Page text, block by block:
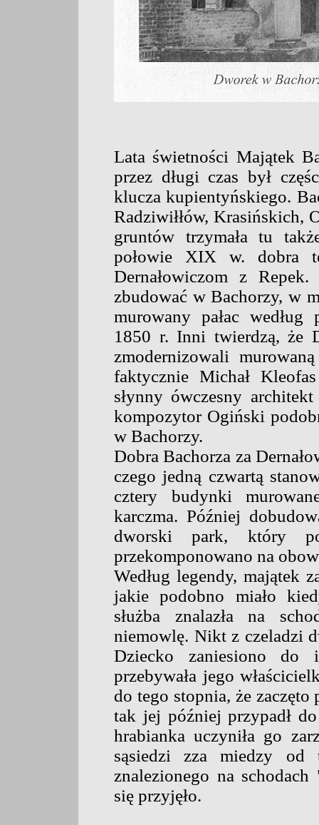
Lata świetności Majątek
przez długi czas był
klucza kupientyńskiego.
Radziwiłłów, Krasińskich,
gruntów trzymała tu
połowie XIX w. dobra
Dernałowiczom z
zbudować w Bachorzy, w
murowany pałac według
1850 r. Inni twierdzą, że
zmodernizowali
faktycznie Michał
słynny ówczesny
kompozytor Ogiński
w Bachorzy.
Dobra Bachorza za
czego jedną czwartą
cztery budynki
karczma. Później
dworski park, który
przekomponowano na
Według legendy, majątek
jakie podobno miało
służba znalazła na
niemowlę. Nikt z czeladzi
Dziecko zaniesiono do
przebywała jego
do tego stopnia, że
tak jej później przypadł
hrabianka uczyniła go
sąsiedzi zza miedzy
znalezionego na
się przyjęło.